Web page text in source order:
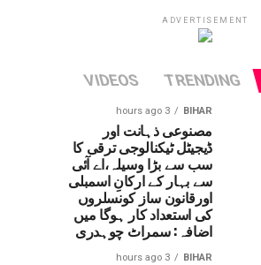
ADVERTISEMENT
TRENDING
VIDEOS
BIHAR
3 hours ago
مصنوعی ذہانت اور
ڈیجیٹل ٹیکنالوجی ترقی کا
سب سے بڑا وسیلہ،اے آئی
سے بہار کے ارکانِ اسمبلی
اورقانون ساز کونسلروں
کی استعداد کار ہوگا میں
اضافہ: سمراٹ چوہدری
BIHAR
3 hours ago